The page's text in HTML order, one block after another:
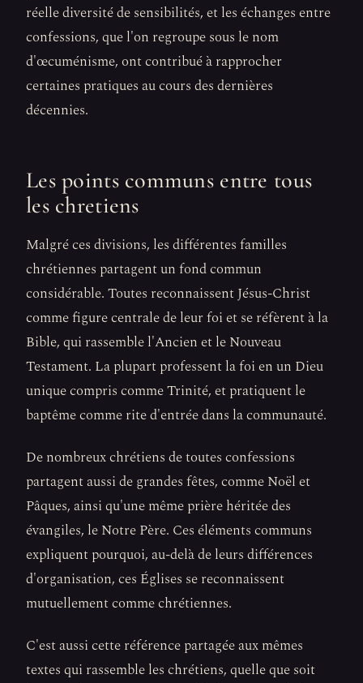
réelle diversité de sensibilités, et les échanges entre
confessions, que l'on regroupe sous le nom
d'œcuménisme, ont contribué à rapprocher
certaines pratiques au cours des dernières
décennies.
Les points communs entre tous
les chretiens
Malgré ces divisions, les différentes familles
chrétiennes partagent un fond commun
considérable. Toutes reconnaissent Jésus-Christ
comme figure centrale de leur foi et se réfèrent à la
Bible, qui rassemble l'Ancien et le Nouveau
Testament. La plupart professent la foi en un Dieu
unique compris comme Trinité, et pratiquent le
baptême comme rite d'entrée dans la communauté.
De nombreux chrétiens de toutes confessions
partagent aussi de grandes fêtes, comme Noël et
Pâques, ainsi qu'une même prière héritée des
évangiles, le Notre Père. Ces éléments communs
expliquent pourquoi, au-delà de leurs différences
d'organisation, ces Églises se reconnaissent
mutuellement comme chrétiennes.
C'est aussi cette référence partagée aux mêmes
textes qui rassemble les chrétiens, quelle que soit